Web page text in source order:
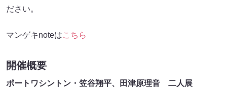
ださい。
マンゲキnoteはこちら
開催概要
ポートワシントン・笠谷翔平、田津原理音 二人展